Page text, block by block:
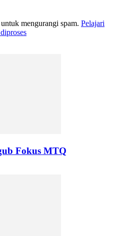
mengurangi spam. Pelajari
Fokus MTQ